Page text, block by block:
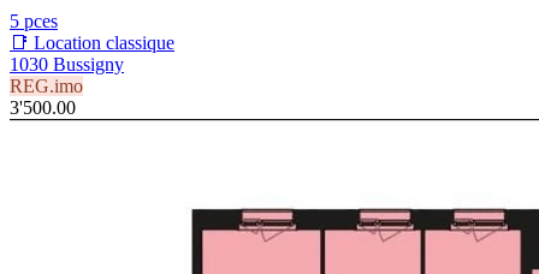
5 pces
📑 Location classique
1030 Bussigny
REG.imo
3'500.00